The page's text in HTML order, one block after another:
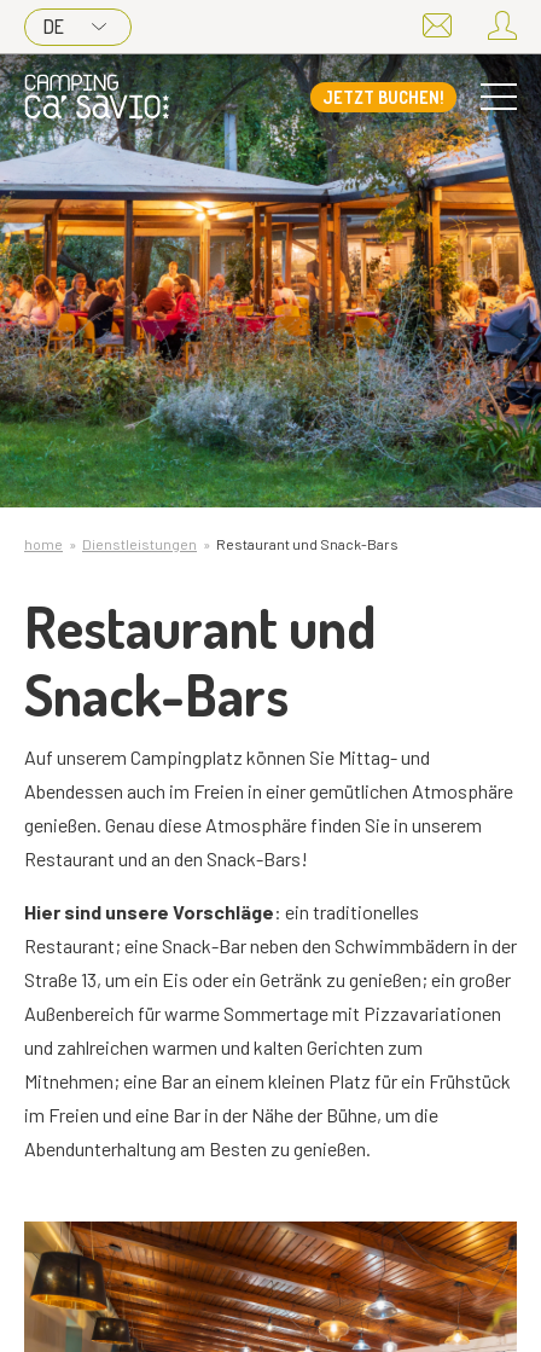
DE
JETZT BUCHEN!
home Dienstleistungen Restaurant und Snack-Bars
Restaurant und
Snack-Bars
Auf unserem Campingplatz können Sie Mittag- und
Abendessen auch im Freien in einer gemütlichen Atmosphäre
genießen. Genau diese Atmosphäre finden Sie in unserem
Restaurant und an den Snack-Bars!
Hier sind unsere Vorschläge: ein traditionelles
Restaurant; eine Snack-Bar neben den Schwimmbädern in der
Straße 13, um ein Eis oder ein Getränk zu genießen; ein großer
Außenbereich für warme Sommertage mit Pizzavariationen
und zahlreichen warmen und kalten Gerichten zum
Mitnehmen; eine Bar an einem kleinen Platz für ein Frühstück
im Freien und eine Bar in der Nähe der Bühne, um die
Abendunterhaltung am Besten zu genießen.